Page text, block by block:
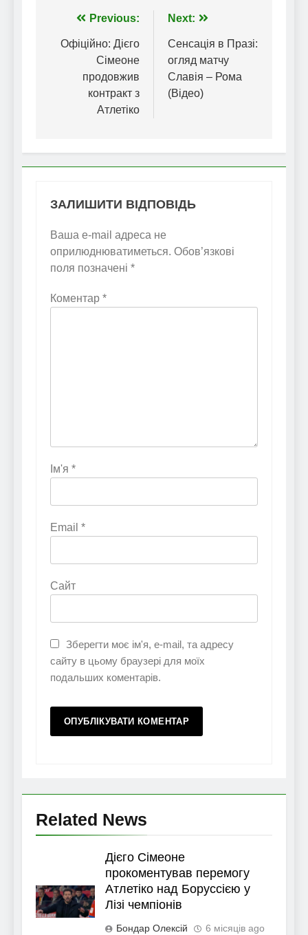
Навігація
записів
Previous:
Офіційно: Дієго
Сімеоне
продовжив
контракт з
Атлетіко
Next:
Сенсація в Празі:
огляд матчу
Славія – Рома
(Відео)
ЗАЛИШИТИ ВІДПОВІДЬ
Ваша e-mail адреса не
оприлюднюватиметься. Обов’язкові
поля позначені *
Коментар *
Ім'я *
Email *
Сайт
Зберегти моє ім'я, e-mail, та адресу
сайту в цьому браузері для моїх
подальших коментарів.
Related News
Дієго Сімеоне
прокоментував перемогу
Атлетіко над Боруссією у
Лізі чемпіонів
Бондар Олексій 6 місяців ago